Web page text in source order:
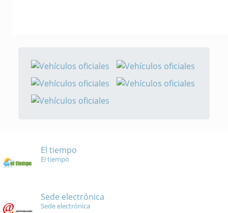
El tiempo
El tiempo
Sede electrónica
Sede electrónica